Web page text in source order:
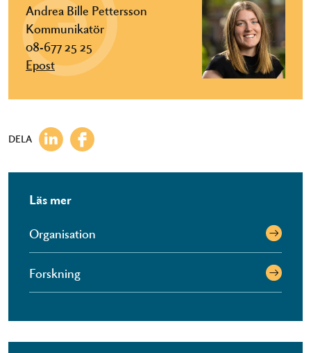
Andrea Bille Pettersson
Kommunikatör
08-677 25 25
Epost
DELA
Läs mer
Organisation
Forskning